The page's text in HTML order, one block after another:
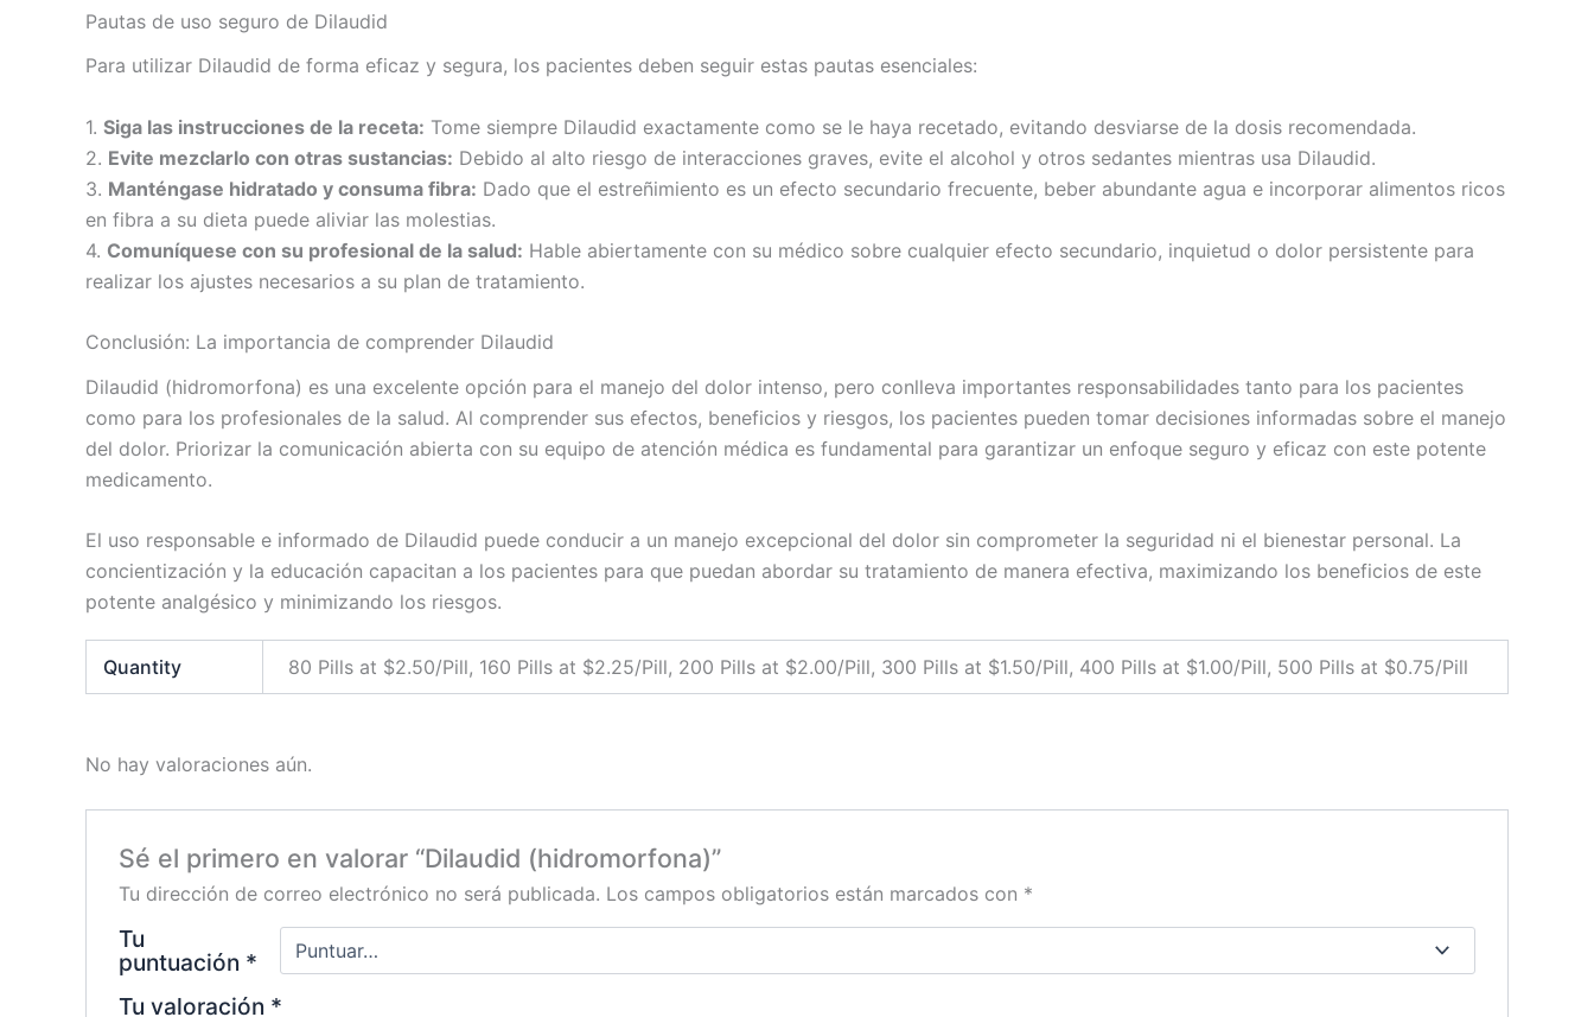
Pautas de uso seguro de Dilaudid
Para utilizar Dilaudid de forma eficaz y segura, los pacientes deben seguir estas pautas esenciales:
1. Siga las instrucciones de la receta: Tome siempre Dilaudid exactamente como se le haya recetado, evitando desviarse de la dosis recomendada.
2. Evite mezclarlo con otras sustancias: Debido al alto riesgo de interacciones graves, evite el alcohol y otros sedantes mientras usa Dilaudid.
3. Manténgase hidratado y consuma fibra: Dado que el estreñimiento es un efecto secundario frecuente, beber abundante agua e incorporar alimentos ricos
en fibra a su dieta puede aliviar las molestias.
4. Comuníquese con su profesional de la salud: Hable abiertamente con su médico sobre cualquier efecto secundario, inquietud o dolor persistente para
realizar los ajustes necesarios a su plan de tratamiento.
Conclusión: La importancia de comprender Dilaudid
Dilaudid (hidromorfona) es una excelente opción para el manejo del dolor intenso, pero conlleva importantes responsabilidades tanto para los pacientes
como para los profesionales de la salud. Al comprender sus efectos, beneficios y riesgos, los pacientes pueden tomar decisiones informadas sobre el manejo
del dolor. Priorizar la comunicación abierta con su equipo de atención médica es fundamental para garantizar un enfoque seguro y eficaz con este potente
medicamento.
El uso responsable e informado de Dilaudid puede conducir a un manejo excepcional del dolor sin comprometer la seguridad ni el bienestar personal. La
concientización y la educación capacitan a los pacientes para que puedan abordar su tratamiento de manera efectiva, maximizando los beneficios de este
potente analgésico y minimizando los riesgos.
Quantity 80 Pills at $2.50/Pill, 160 Pills at $2.25/Pill, 200 Pills at $2.00/Pill, 300 Pills at $1.50/Pill, 400 Pills at $1.00/Pill, 500 Pills at $0.75/Pill
No hay valoraciones aún.
Sé el primero en valorar “Dilaudid (hidromorfona)”
Tu dirección de correo electrónico no será publicada. Los campos obligatorios están marcados con *
Tu
puntuación *
Tu valoración *